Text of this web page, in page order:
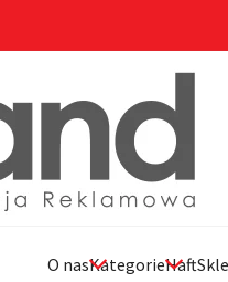
O nasKategorieHaft